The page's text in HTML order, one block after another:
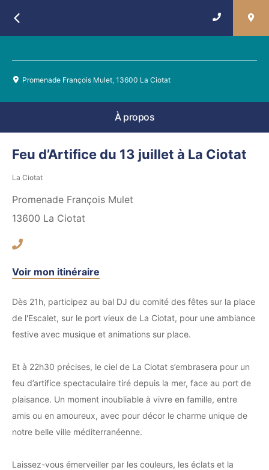
Promenade François Mulet, 13600 La Ciotat
À propos
Feu d’Artifice du 13 juillet à La Ciotat
La Ciotat
Promenade François Mulet
13600 La Ciotat
Voir mon itinéraire
Dès 21h, participez au bal DJ du comité des fêtes sur la place
de l'Escalet, sur le port vieux de La Ciotat, pour une ambiance
festive avec musique et animations sur place.
Et à 22h30 précises, le ciel de La Ciotat s’embrasera pour un
feu d’artifice spectaculaire tiré depuis la mer, face au port de
plaisance. Un moment inoubliable à vivre en famille, entre
amis ou en amoureux, avec pour décor le charme unique de
notre belle ville méditerranéenne.
Laissez-vous émerveiller par les couleurs, les éclats et la